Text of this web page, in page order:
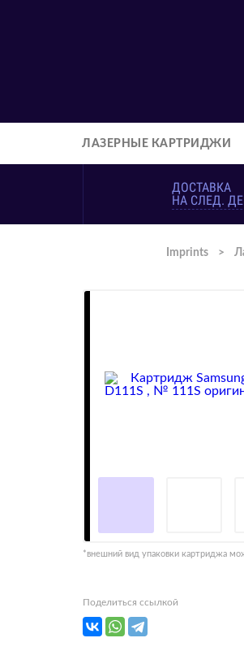
ЛАЗЕРНЫЕ КАРТРИДЖИ
ДОСТАВКА
НА СЛЕД.
Imprints >
*внешний вид упаковки картриджа
Поделиться ссылкой